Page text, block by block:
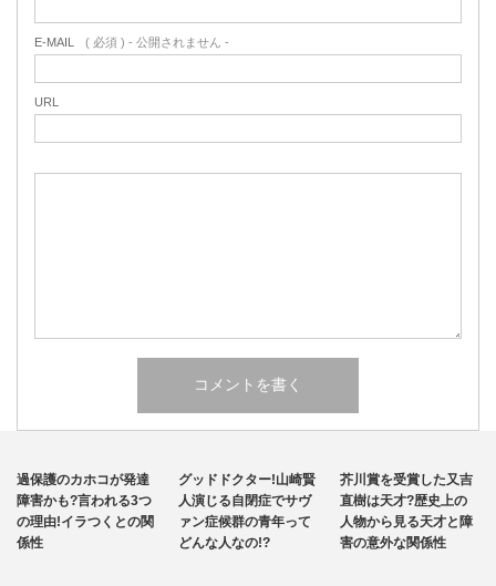
E-MAIL ( 必須 ) - 公開されません -
URL
過保護のカホコが発達
障害かも?言われる3つ
の理由!イラつくとの関
係性
自閉症
グッドドクター!山崎賢
人演じる自閉症でサヴ
ァン症候群の青年って
どんな人なの!?
芥川賞を受賞した又吉
直樹は天才?歴史上の
人物から見る天才と障
害の意外な関係性